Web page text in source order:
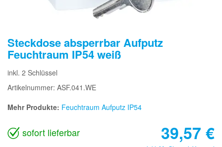
Steckdose absperrbar Aufputz
Feuchtraum IP54 weiß
inkl. 2 Schlüssel
Artikelnummer: ASF.041.WE
Mehr Produkte: Feuchtraum Aufputz IP54
sofort lieferbar 39,57 €